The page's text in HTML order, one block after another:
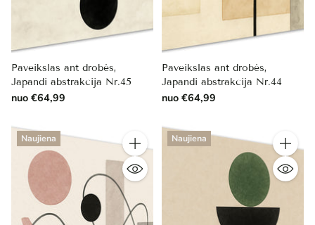
Paveikslas ant drobės,
Japandi abstrakcija Nr.45
nuo €64,99
Paveikslas ant drobės,
Japandi abstrakcija Nr.44
nuo €64,99
Naujiena
Kiekis
Naujiena
Kiekis